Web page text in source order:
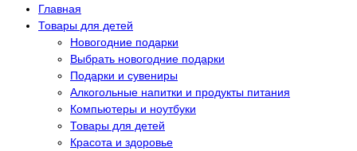
Главная
Товары для детей
Новогодние подарки
Выбрать новогодние подарки
Подарки и сувениры
Алкогольные напитки и продукты питания
Компьютеры и ноутбуки
Товары для детей
Красота и здоровье